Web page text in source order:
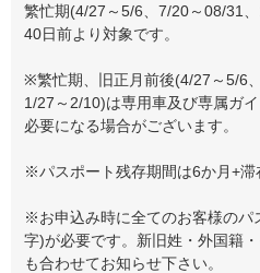
繁忙期(4/27～5/6、7/20～08/31
40日前より対象です。
※繁忙期、旧正月前後(4/27～5/6
1/27～2/10)は専用車及び専属ガ
必要になる場合がございます。
※パスポート残存期間は6か月+滞
※お申込み時に全てのお客様のパ
字)が必要です。新旧姓・外国籍
も合わせてお知らせ下さい。